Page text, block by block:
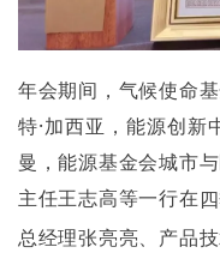
年会期间，气候使命
特·加西亚，能源创新
曼，能源基金会城市
主任王志高等一行在
总经理张亮亮、 产品